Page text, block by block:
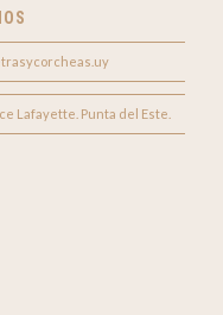
Lafayette. Punta del Este.